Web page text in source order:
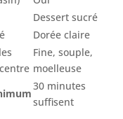
Dessert sucré
Dorée claire
Fine, souple,
moelleuse
30 minutes
suffisent